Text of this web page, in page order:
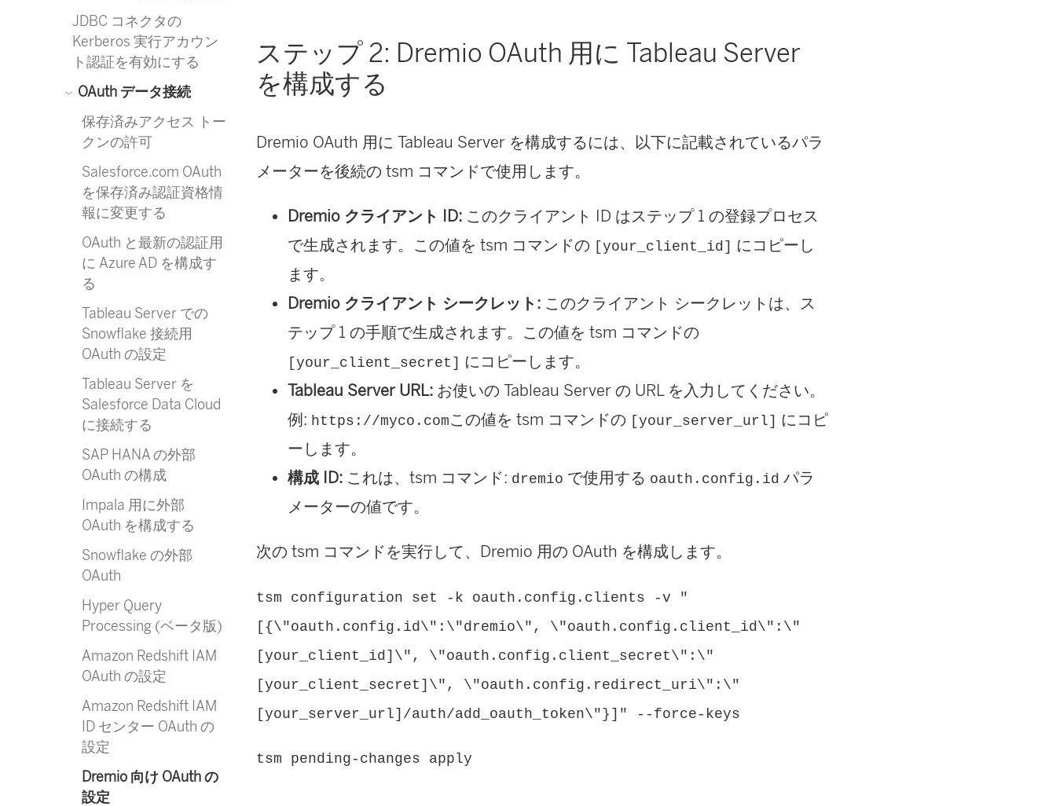
JDBC コネクタの
Kerberos 実行アカウン
ト認証を有効にする
OAuth データ接続
保存済みアクセス トー
クンの許可
Salesforce.com OAuth
を保存済み認証資格情
報に変更する
OAuth と最新の認証用
に Azure AD を構成す
る
Tableau Server での
Snowflake 接続用
OAuth の設定
Tableau Server を
Salesforce Data Cloud
に接続する
SAP HANA の外部
OAuth の構成
Impala 用に外部
OAuth を構成する
Snowflake の外部
OAuth
Hyper Query
Processing (ベータ版)
Amazon Redshift IAM
OAuth の設定
Amazon Redshift IAM
ID センター OAuth の
設定
Dremio 向け OAuth の
設定
ド
リ
ステップ 2: Dremio OAuth 用に Tableau Server
を構成する
Dremio OAuth 用に Tableau Server を構成するには、以下に記載されているパラ
メーターを後続の tsm コマンドで使用します。
Dremio クライアント ID: このクライアント ID はステップ 1 の登録プロセス
で生成されます。この値を tsm コマンドの [your_client_id] にコピーし
ます。
Dremio クライアント シークレット: このクライアント シークレットは、ス
テップ 1 の手順で生成されます。この値を tsm コマンドの
[your_client_secret] にコピーします。
Tableau Server URL: お使いの Tableau Server の URL を入力してください。
例: https://myco.comこの値を tsm コマンドの [your_server_url] にコピ
ーします。
構成 ID: これは、tsm コマンド: dremio で使用する oauth.config.id パラ
メーターの値です。
次の tsm コマンドを実行して、Dremio 用の OAuth を構成します。
tsm configuration set -k oauth.config.clients -v "
[{\"oauth.config.id\":\"dremio\", \"oauth.config.client_id\":\"
[your_client_id]\", \"oauth.config.client_secret\":\"
[your_client_secret]\", \"oauth.config.redirect_uri\":\"
[your_server_url]/auth/add_oauth_token\"}]" --force-keys
tsm pending-changes apply